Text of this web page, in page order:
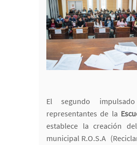
El segundo
representantes de la
establece la creación
municipal R.O.S.A